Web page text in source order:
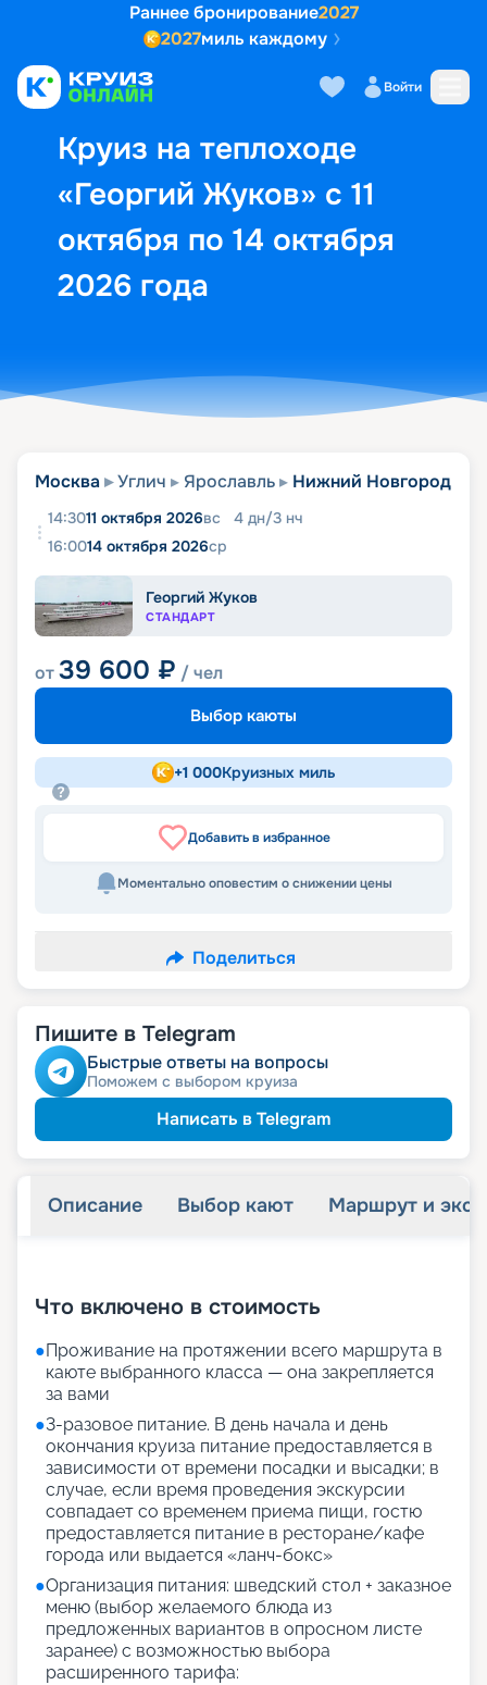
Раннее бронирование2027
2027миль каждому
Войти
Круиз на теплоходе
«Георгий Жуков» с 11
октября по 14 октября
2026 года
Выбор кают Маршрут и
Москва Углич Ярославль Нижний Новгород
14:3011 октября 2026вс 4 дн/3 нч
16:0014 октября 2026ср
Георгий Жуков
СТАНДАРТ
от39 600 ₽ / чел
Выбор каюты
+1 000Круизных миль
Добавить в избранное
Моментально оповестим о снижении цены
Поделиться
Пишите в Telegram
Быстрые ответы на вопросы
Поможем с выбором круиза
Написать в Telegram
Описание Выбор кают Маршрут и
Что включено в стоимость
●Проживание на протяжении всего маршрута в
каюте выбранного класса — она закрепляется
за вами
●3-разовое питание. В день начала и день
окончания круиза питание предоставляется в
зависимости от времени посадки и высадки; в
случае, если время проведения экскурсии
совпадает со временем приема пищи, гостю
предоставляется питание в ресторане/кафе
города или выдается «ланч-бокс»
●Организация питания: шведский стол + заказное
меню (выбор желаемого блюда из
предложенных вариантов в опросном листе
заранее) с возможностью выбора
расширенного тарифа: